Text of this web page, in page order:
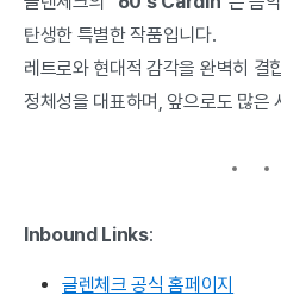
탄생한 특별한 작품입니다.
레트로와 현대적 감각을 완벽히 결
정체성을 대표하며, 앞으로도 많은
Inbound Links:
글렌체크 공식 홈페이지